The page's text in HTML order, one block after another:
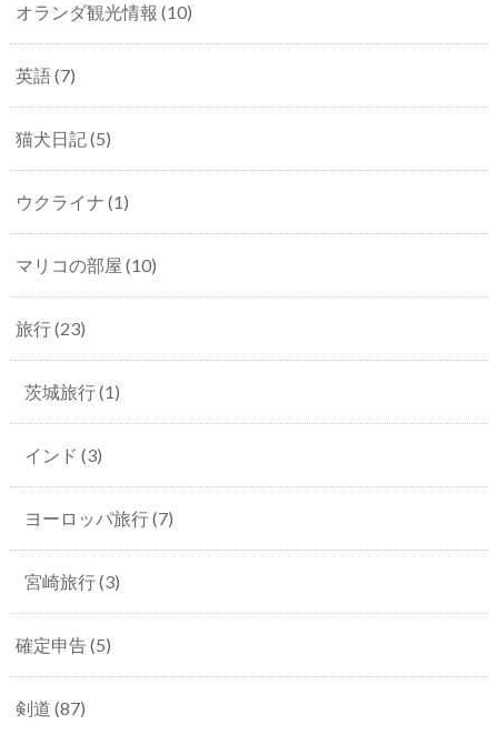
オランダ観光情報 (10)
英語(7)
猫犬日記(5)
ウクライナ (1)
マリコの部屋 (10)
旅行(23)
茨城旅行(1)
インド (3)
ヨーロッパ旅行(7)
宮崎旅行(3)
確定申告(5)
剣道 (87)